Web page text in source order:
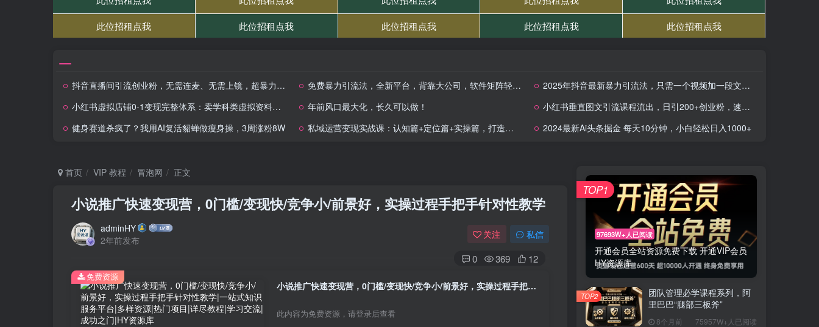
抖音直播间引流创业粉，无需连麦、无需上镜，超暴力日引流600+高质量精准创业粉 免费暴力引流法，全新平台，背靠大公司，软件矩阵轻松操作
2025年抖音最新暴力引流法，只需一个视频加一段文字，简单操作，单日引300+创业粉
小红书虚拟店铺0-1变现完整体系：卖学科类虚拟资料，一天一两百块，很稳定
年前风口最大化，长久可以做！
小红书垂直图文引流课程流出，日引200+创业粉，速看防和谐
健身赛道杀疯了？我用AI复活貂蝉做瘦身操，3周涨粉8W
私域运营变现实战课：认知篇+定位篇+实操篇，打造私域赚钱机器 2024最新Ai头条掘金 每天10分钟，小白轻松日入1000+
首页 VIP 教程 冒泡网 正文
小说推广快速变现营，0门槛/变现快/竞争小/前景好，实操过程手把手针对性教学
adminHY
2年前发布
关注 私信
0 369 12
小说推广快速变现营，0门槛/变现快/竞争小/前景好，实操过程手把手针对性教学
此内容为免费资源，请登录后查看
免费资源
97693W+人已阅读
开通会员全站资源免费下载 开通VIP会员
HY资源库
TOP1
团队管理必学课程系列，阿
里巴巴“腿部三板斧”
8个月前 75957W+人已阅读
TOP2